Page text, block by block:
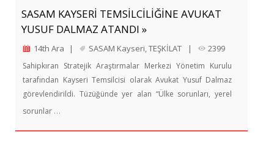
SASAM KAYSERİ TEMSİLCİLİĞİNE AVUKAT
YUSUF DALMAZ ATANDI »
14th Ara | SASAM Kayseri TEŞKİLAT | 2399
Sahipkıran Stratejik Araştırmalar Merkezi Yönetim Kurulu
tarafından Kayseri Temsilcisi olarak Avukat Yusuf Dalmaz
görevlendirildi. Tüzüğünde yer alan “Ülke sorunları, yerel
sorunlar …